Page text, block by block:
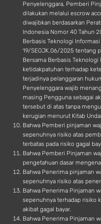
Penyelenggara, Pemberi
dilakukan melalui escrow
diwajibkan berdasarkan
Indonesia Nomor 40 Tahun
Berbasis Teknologi
19/SEOJK.06/2025 tentang
Bersama Berbasis
ketidakpatuhan terhadap
terjadinya pelanggaran
Penyelenggara wajib
masing Pengguna sebagai
tersebut di atas tanpa
kerugian menurut Kitab
Bahwa Pemberi pinjaman
sepenuhnya risiko atas
terbatas pada risiko gagal
Bahwa Pemberi Pinjaman
pengetahuan dasar
Bahwa Penerima pinjaman
sepenuhnya risiko atas
Bahwa Penerima Pinjaman
sepenuhnya terhadap risiko
akibat gagal bayar.
Bahwa Penerima Pinjaman